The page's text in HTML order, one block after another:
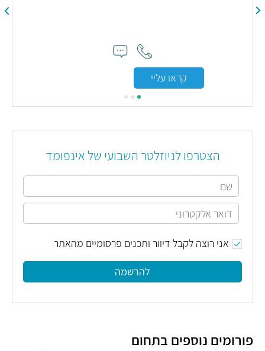
קראו עליי
הצטרפו לניוזלטר השבועי של אינפומד
אני רוצה לקבל דיוור ותכנים פרסומיים מהאתר
להרשמה
פורומים נוספים בתחום